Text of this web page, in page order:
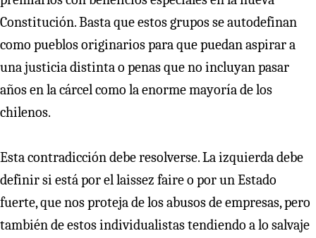
Constitución. Basta que estos grupos se autodefinan
como pueblos originarios para que puedan aspirar a
una justicia distinta o penas que no incluyan pasar
años en la cárcel como la enorme mayoría de los
chilenos.
Esta contradicción debe resolverse. La izquierda debe
definir si está por el laissez faire o por un Estado
fuerte, que nos proteja de los abusos de empresas, pero
también de estos individualistas tendiendo a lo salvaje